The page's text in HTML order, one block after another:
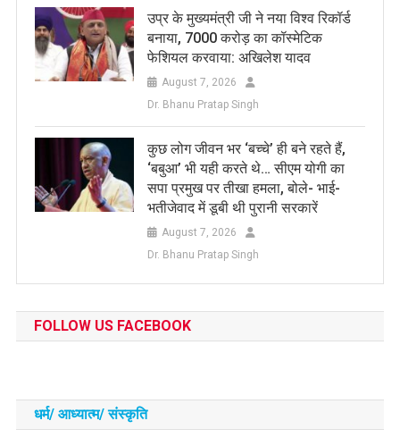
उप्र के मुख्यमंत्री जी ने नया विश्व रिकॉर्ड
बनाया, 7000 करोड़ का कॉस्मेटिक
फेशियल करवाया: अखिलेश यादव
August 7, 2026
Dr. Bhanu Pratap Singh
कुछ लोग जीवन भर ‘बच्चे’ ही बने रहते हैं,
‘बबुआ’ भी यही करते थे… सीएम योगी का
सपा प्रमुख पर तीखा हमला, बोले- भाई-
भतीजेवाद में डूबी थी पुरानी सरकारें
August 7, 2026
Dr. Bhanu Pratap Singh
FOLLOW US FACEBOOK
धर्म/ आध्‍यात्‍म/ संस्‍कृति